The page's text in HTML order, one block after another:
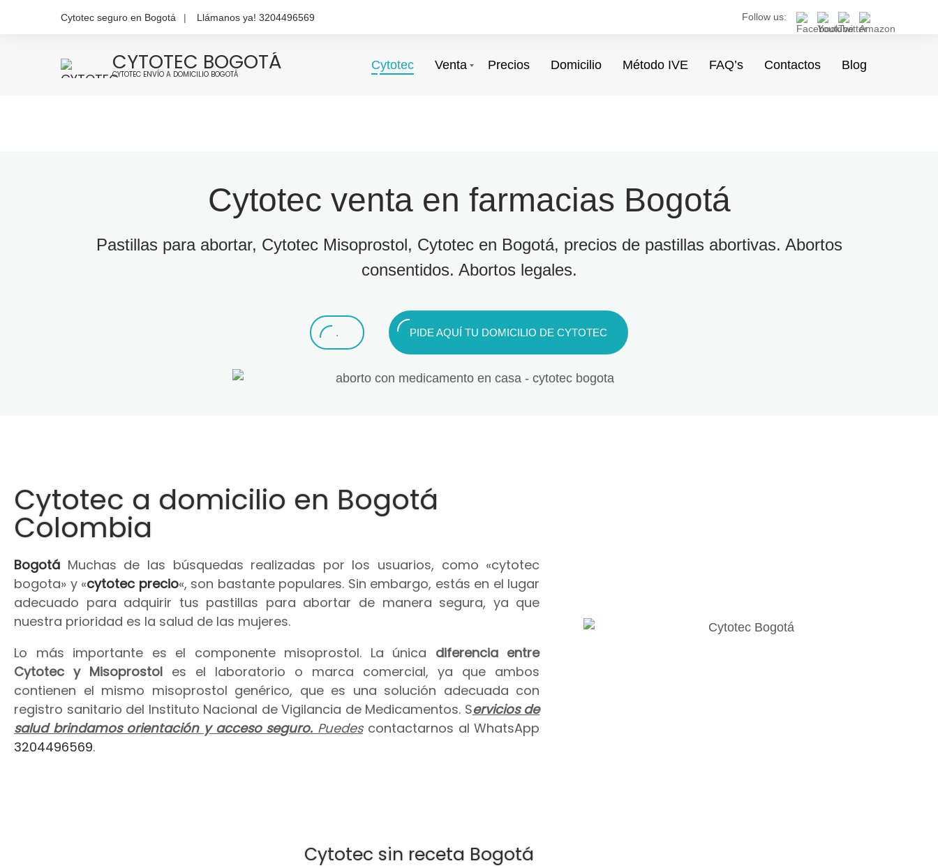
Cytotec seguro en Bogotá Llámanos ya! 3204496569 Follow us:
CYTOTEC BOGOTÁ
CYTOTEC ENVÍO A DOMICILIO BOGOTÁ
Cytotec Venta Precios Domicilio Método IVE FAQ’s Contactos Blog
Cytotec venta en farmacias Bogotá
Pastillas para abortar, Cytotec Misoprostol, Cytotec en Bogotá, precios de pastillas abortivas. Abortos
consentidos. Abortos legales.
. PIDE AQUÍ TU DOMICILIO DE CYTOTEC
Cytotec a domicilio en Bogotá
Colombia
Bogotá Muchas de las búsquedas realizadas por los usuarios, como «cytotec
bogota» y «cytotec precio«, son bastante populares. Sin embargo, estás en el lugar
adecuado para adquirir tus pastillas para abortar de manera segura, ya que
nuestra prioridad es la salud de las mujeres.
Lo más importante es el componente misoprostol. La única diferencia entre
Cytotec y Misoprostol es el laboratorio o marca comercial, ya que ambos
contienen el mismo misoprostol genérico, que es una solución adecuada con
registro sanitario del Instituto Nacional de Vigilancia de Medicamentos. Servicios de
salud brindamos orientación y acceso seguro. Puedescontactarnos al WhatsApp
3204496569.
Cytotec sin receta Bogotá